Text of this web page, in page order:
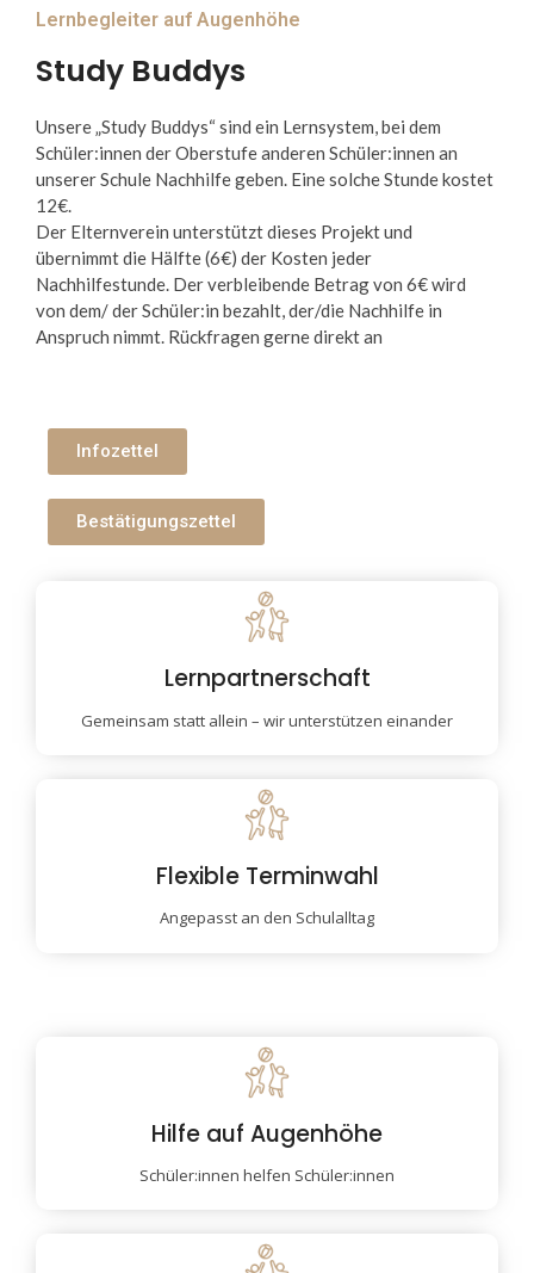
Lernbegleiter auf Augenhöhe
Study Buddys
Unsere „Study Buddys“ sind ein Lernsystem, bei dem
Schüler:innen der Oberstufe anderen Schüler:innen an
unserer Schule Nachhilfe geben. Eine solche Stunde kostet
12€.
Der Elternverein unterstützt dieses Projekt und
übernimmt die Hälfte (6€) der Kosten jeder
Nachhilfestunde. Der verbleibende Betrag von 6€ wird
von dem/ der Schüler:in bezahlt, der/die Nachhilfe in
Anspruch nimmt. Rückfragen gerne direkt an
Infozettel
Bestätigungszettel
Lernpartnerschaft
Gemeinsam statt allein – wir unterstützen einander
Flexible Terminwahl
Angepasst an den Schulalltag
Hilfe auf Augenhöhe
Schüler:innen helfen Schüler:innen